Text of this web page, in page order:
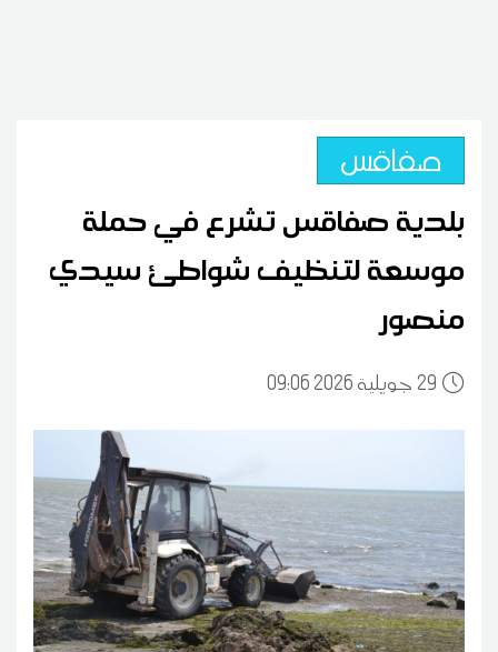
صفاقس
بلدية صفاقس تشرع في حملة
موسعة لتنظيف شواطئ سيدي
منصور
29 09:06 2026 جويلية